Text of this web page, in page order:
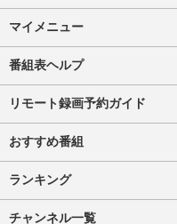
マイメニュー
番組表ヘルプ
リモート録画予約ガイド
おすすめ番組
ランキング
チャンネル一覧